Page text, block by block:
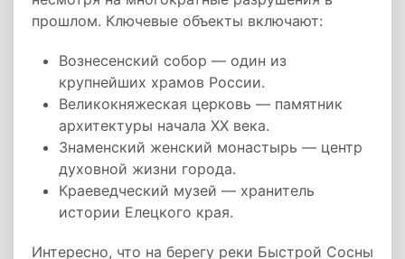
прошлом. Ключевые объекты включают:
Вознесенский собор — один из
крупнейших храмов России.
Великокняжеская церковь — памятник
архитектуры начала XX века.
Знаменский женский монастырь — центр
духовной жизни города.
Краеведческий музей — хранитель
истории Елецкого края.
Интересно, что на берегу реки Быстрой Сосны